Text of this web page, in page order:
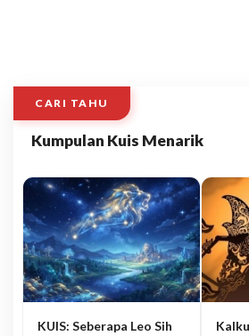
CARI TAHU
Kumpulan Kuis Menarik
KUIS: Seberapa Leo Sih